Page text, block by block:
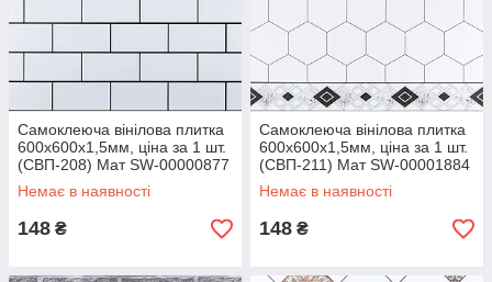
Самоклеюча вінілова плитка
600х600х1,5мм, ціна за 1 шт.
(СВП-208) Мат SW-00000877
Немає в наявності
148 ₴
Самоклеюча вінілова плитка
600х600х1,5мм, ціна за 1 шт.
(СВП-211) Мат SW-00001884
Немає в наявності
148 ₴